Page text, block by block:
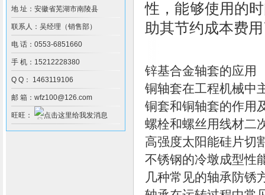
地 址：安徽省芜湖市南陵县
联系人：吴经理（销售部）
电 话：0553-6851660
手 机：15212228380
Q Q： 1463119106
邮 箱：wfz100@126.com
旺旺：
性，能够使用的
助其节约成本费
锌基合金轴套的应用
铜轴套在工程机械中
铜套和铜轴套的作用
螺栓和螺丝用线材二
高强度太阳能硅片切
不锈钢的冷墩成型性
几种常见的轴承防锈